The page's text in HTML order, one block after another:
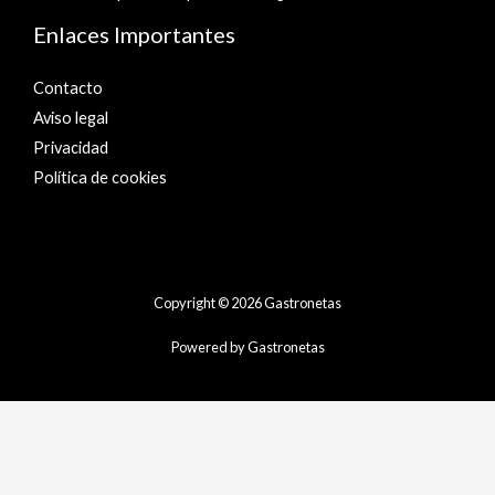
Enlaces Importantes
Contacto
Aviso legal
Privacidad
Política de cookies
Copyright © 2026 Gastronetas
Powered by Gastronetas